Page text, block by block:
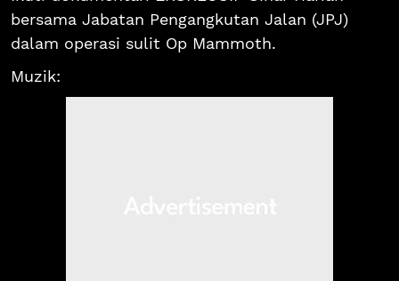
bersama Jabatan Pengangkutan Jalan (JPJ)
dalam operasi sulit Op Mammoth.
Muzik: